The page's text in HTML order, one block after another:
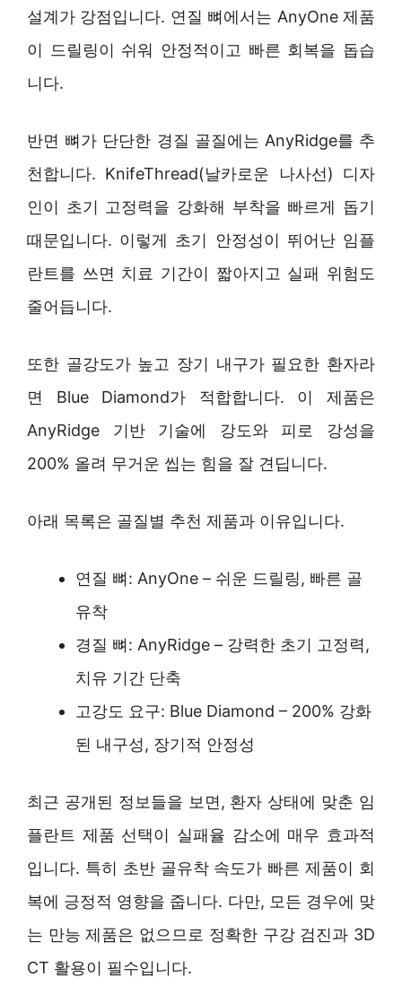
설계가 강점입니다. 연질 뼈에서는 AnyOne 제품
이 드릴링이 쉬워 안정적이고 빠른 회복을 돕습
니다.
반면 뼈가 단단한 경질 골질에는 AnyRidge를 추
천합니다. KnifeThread(날카로운 나사선) 디자
인이 초기 고정력을 강화해 부착을 빠르게 돕기
때문입니다. 이렇게 초기 안정성이 뛰어난 임플
란트를 쓰면 치료 기간이 짧아지고 실패 위험도
줄어듭니다.
또한 골강도가 높고 장기 내구가 필요한 환자라
면 Blue Diamond가 적합합니다. 이 제품은
AnyRidge 기반 기술에 강도와 피로 강성을
200% 올려 무거운 씹는 힘을 잘 견딥니다.
아래 목록은 골질별 추천 제품과 이유입니다.
연질 뼈: AnyOne – 쉬운 드릴링, 빠른 골
유착
경질 뼈: AnyRidge – 강력한 초기 고정력,
치유 기간 단축
고강도 요구: Blue Diamond – 200% 강화
된 내구성, 장기적 안정성
최근 공개된 정보들을 보면, 환자 상태에 맞춘 임
플란트 제품 선택이 실패율 감소에 매우 효과적
입니다. 특히 초반 골유착 속도가 빠른 제품이 회
복에 긍정적 영향을 줍니다. 다만, 모든 경우에 맞
는 만능 제품은 없으므로 정확한 구강 검진과 3D
CT 활용이 필수입니다.